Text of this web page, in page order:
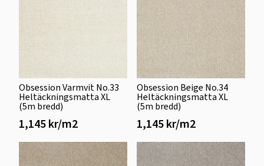
Obsession Varmvit No.33
Heltäckningsmatta XL
(5m bredd)
1,145 kr/m2
Obsession Beige No.34
Heltäckningsmatta XL
(5m bredd)
1,145 kr/m2